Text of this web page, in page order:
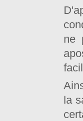
ne
la